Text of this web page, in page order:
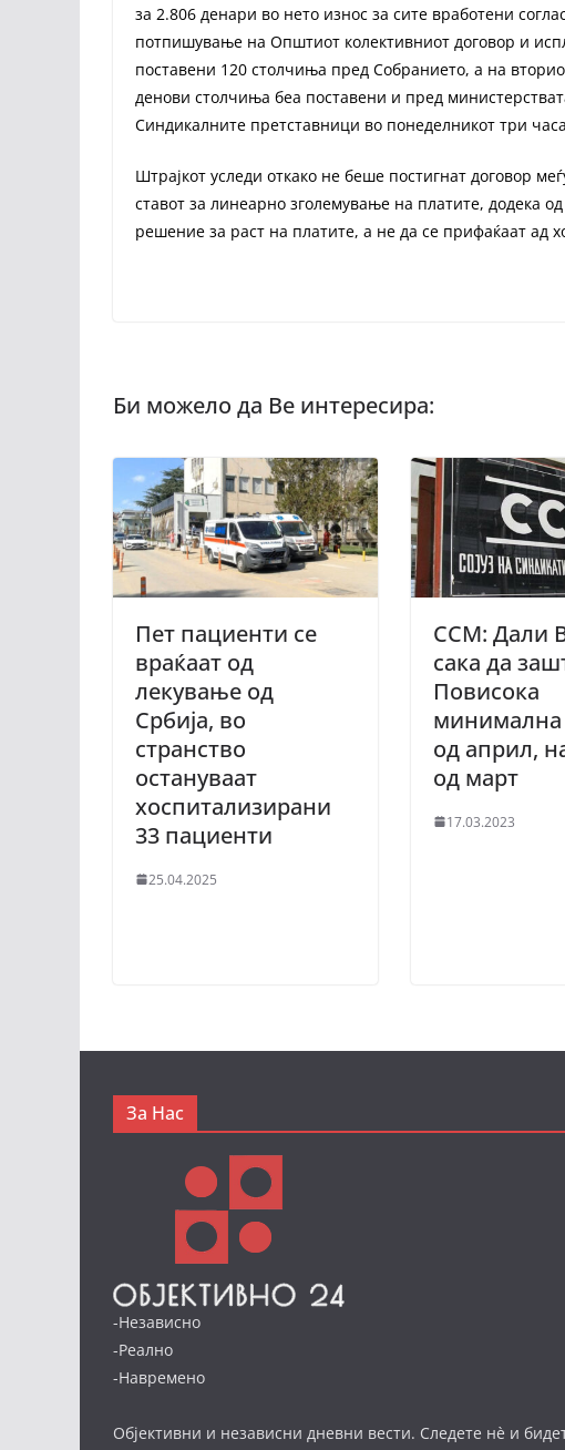
за 2.806 денари во нето износ за сите вработени
потпишување на Општиот колективниот договор и
поставени 120 столчиња пред Собранието, а на
денови столчиња беа поставени и пред
Синдикалните претставници во понеделникот три
Штрајкот уследи откако не беше постигнат договор
ставот за линеарно зголемување на платите, додека
решение за раст на платите, а не да се прифаќаат ад
Пет пациенти се
враќаат од
лекување од
Србија, во
странство
остануваат
хоспитализирани
33 пациенти
25.04.2025
ССМ: Дали
сака да
Повисока
минимална
од април,
од март
17.03.2023
За Нас
-Независно
-Реално
-Навремено
Објективни и независни дневни вести. Следете нè и